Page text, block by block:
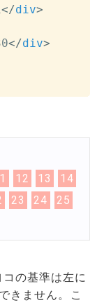
</div>
</div>
12 13
14
23 24
25
の基準は左に
きません。こ